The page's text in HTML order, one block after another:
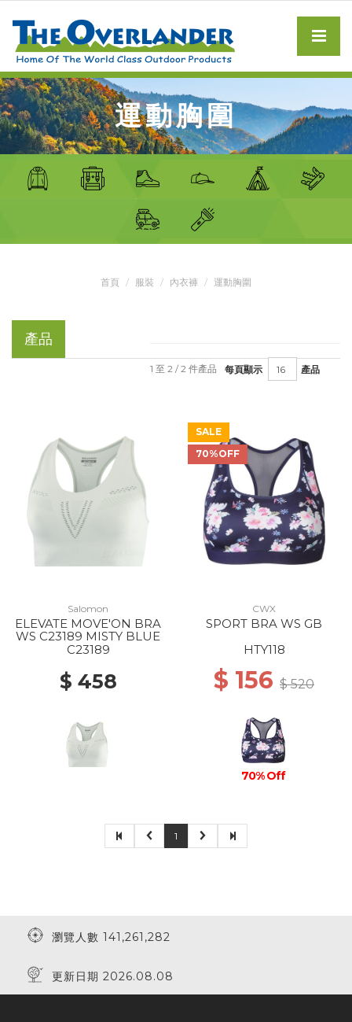
運動胸圍
首頁 服裝 內衣褲 運動胸圍
產品
每頁顯示 產品
1 至 2 / 2 件產品
Salomon
ELEVATE MOVE'ON BRA
WS C23189 MISTY BLUE
C23189
$ 458
SALE
70%OFF
CWX
SPORT BRA WS GB
HTY118
$ 156 $ 520
70% Off
1
瀏覽人數 141,261,282
更新日期 2026.08.08